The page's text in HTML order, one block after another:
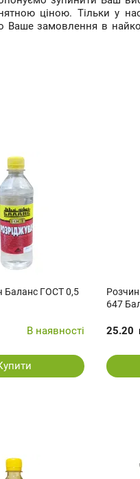
ціною. Тільки у
Ваше замовлення в
Баланс ГОСТ 0,5
В наявності
647
25.20